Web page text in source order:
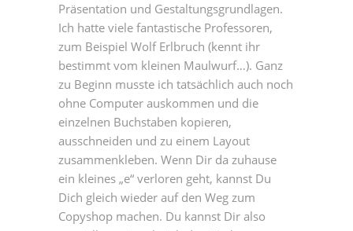
Präsentation und Gestaltungsgrundlagen.
Ich hatte viele fantastische Professoren,
zum Beispiel Wolf Erlbruch (kennt ihr
bestimmt vom kleinen Maulwurf…). Ganz
zu Beginn musste ich tatsächlich auch noch
ohne Computer auskommen und die
einzelnen Buchstaben kopieren,
ausschneiden und zu einem Layout
zusammenkleben. Wenn Dir da zuhause
ein kleines „e“ verloren geht, kannst Du
Dich gleich wieder auf den Weg zum
Copyshop machen. Du kannst Dir also